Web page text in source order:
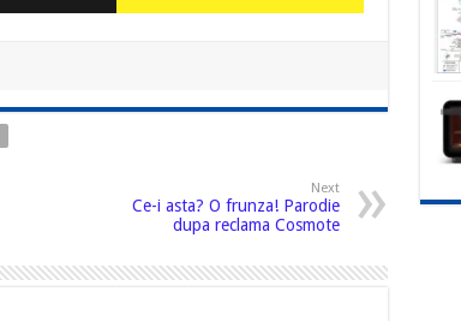
Next
Ce-i asta? O frunza! Parodie
dupa reclama Cosmote